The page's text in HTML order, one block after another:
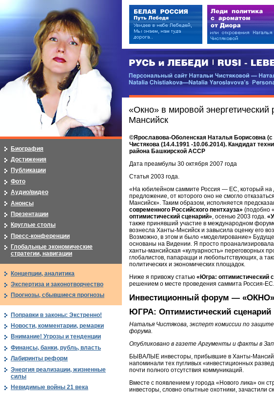
РУСЬ и ЛЕБЕДИ | RUSI — LEBEDI
Персональный сайт Натальи Чистяковой — Натальи
«Окно» в мировой
Мансийск
©Ярославова-Оболенская Наталья Борисовна (с
Чистякова (14.4.1991 -10.06.2014). Кандидат
района Башкирской АССР
Дата преамбулы 30 октября 2007 года
Статья 2003 года.
«На юбилейном саммите Россия — ЕС, который на
предложение, от которого оно не смогло отказаться
Мансийск». Таким образом, исполняется
современного Российского пентхауза» (подобно
оптимистический сценарий», осенью 2003 года.
также принявший участие в международном
вознесла Ханты-Мнсийск и завысила оценку его
Возможно, в этом и было «моделирование»
основаны на Видении. Я просто
ханты-мансийская «кулуарность» переговорных
глобалистов, папарацци и любопытствующих, а
политических и экономических площадок.
Ниже я привожу статью «Югра: оптимистический
решением о месте проведения саммита Россия-ЕС.
Инвестиционный форум —
ЮГРА: Оптимистический сценарий
Наталья Чистякова, эксперт комиссии по
форума.
Опубликовано в газете Аргументы и факты в
БЫВАЛЫЕ инвесторы, прибывшие в Ханты-
напоминали тех пугливых «инвестиционных
почти полного отсутствия коммуникаций.
Вместе с появлением у города «Нового лика» он
инвесторы, словно опытные охотники,
Биография
Достижения
Публикации
Фото
Аудио/видео
Анонсы
Презентации
Круглые столы
Пресс-конференции
Глобальные экономические
стратегии, навигации
Концепции, аналитика
Экспертиза и законотворчество
Прогнозы, сбывшиеся прогнозы
Поправки в законы: Экстренно!
Новости, комментарии, ремарки
Внимание! Угрозы и тенденции
Финансы, банки, рубль, власть
Лабиринты реформ
Энергия реализации, жизненные
силы
Невидимые войны 21 века